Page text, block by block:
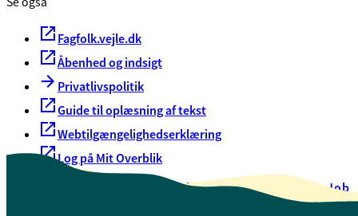
Fagfolk.vejle.dk
Åbenhed og indsigt
Privatlivspolitik
Guide til oplæsning af tekst
Webtilgængelighedserklæring
Log på Mit Overblik
Oversigt over selvbetjeningJob